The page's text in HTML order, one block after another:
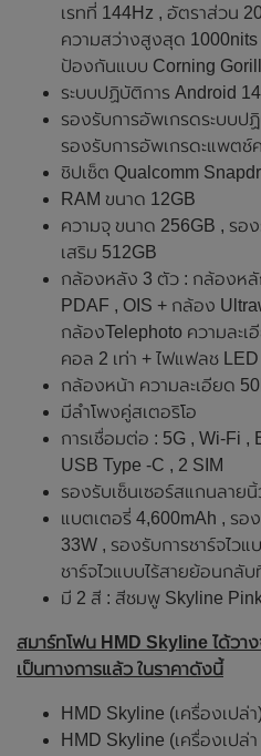
เรทที่ 144Hz , อัตราส่วน
ความสว่างสูงสุด 1000nits
ป้องกันแบบ Corning
ระบบปฏิบัติการ Android 14
รองรับการอัพเกรดระบบป
รองรับการอัพเกรดะแพต
ชิปเซ็ต Qualcomm
RAM ขนาด 12GB
ความจุ ขนาด 256GB , รอ
เสริม 512GB
กล้องหลัง 3 ตัว : กล้องหลั
PDAF , OIS + กล้อง
กล้องTelephoto ความละ
คอล 2 เท่า + ไฟแฟลช LED
กล้องหน้า ความละเอียด
มีลำโพงคู่สเตอริโอ
การเชื่อมต่อ : 5G , Wi-Fi ,
USB Type -C , 2 SIM
รองรับเซ็นเซอร์สแกนลาย
แบตเตอรี่ 4,600mAh , รอ
33W , รองรับการชาร์จไวแ
ชาร์จไวแบบไร้สายย้อนกลับ
มี 2 สี : สีชมพู Skyline
สมาร์ทโฟน HMD Skyline ได้วาง
เป็นทางการแล้ว ในราคาดังนี้
HMD Skyline (เครื่องเปล่
HMD Skyline (เครื่องเปล่